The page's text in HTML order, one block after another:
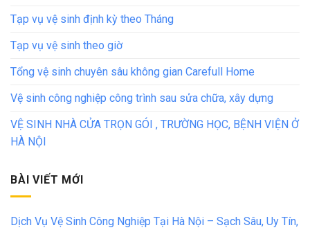
Tạp vụ vệ sinh định kỳ theo Tháng
Tạp vụ vệ sinh theo giờ
Tổng vệ sinh chuyên sâu không gian Carefull Home
Vệ sinh công nghiệp công trình sau sửa chữa, xây dựng
VỆ SINH NHÀ CỬA TRỌN GÓI , TRƯỜNG HỌC, BỆNH VIỆN Ở
HÀ NỘI
BÀI VIẾT MỚI
Dịch Vụ Vệ Sinh Công Nghiệp Tại Hà Nội – Sạch Sâu, Uy Tín,